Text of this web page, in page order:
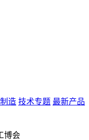
造 技术专题 最新产品
博会